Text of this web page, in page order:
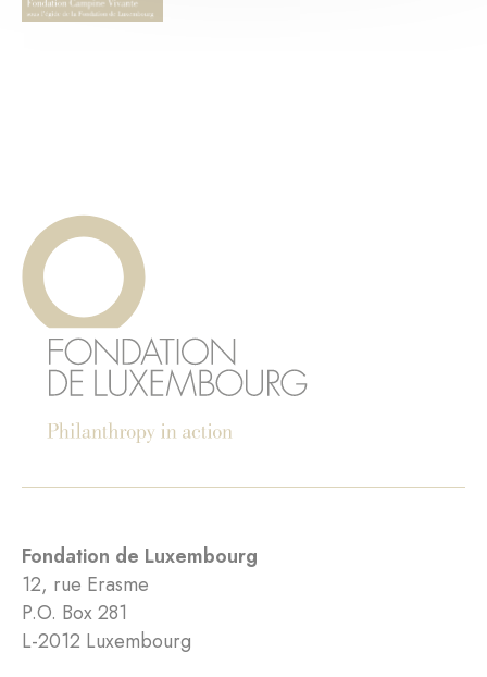
Fondation de Luxembourg
12, rue Erasme
P.O. Box 281
L-2012 Luxembourg